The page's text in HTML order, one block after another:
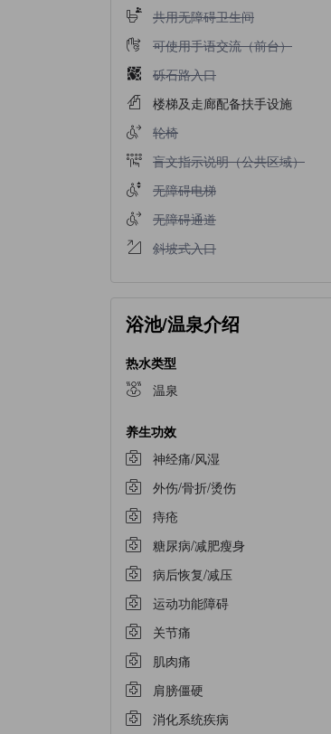
不提供共用无障碍卫生间
共用无障碍卫生间
不提供可使用手语交流（前台）
可使用手语交流（前台）
不提供砾石路入口
砾石路入口
楼梯及走廊配备扶手设施
不提供轮椅
轮椅
不提供盲文指示说明（公共区域）
盲文指示说明（公共区域）
不提供无障碍电梯
无障碍电梯
不提供无障碍通道
无障碍通道
不提供斜坡式入口
斜坡式入口
浴池/温泉介绍
热水类型
温泉
养生功效
神经痛/风湿
外伤/骨折/烫伤
痔疮
糖尿病/减肥瘦身
病后恢复/减压
运动功能障碍
关节痛
肌肉痛
肩膀僵硬
消化系统疾病